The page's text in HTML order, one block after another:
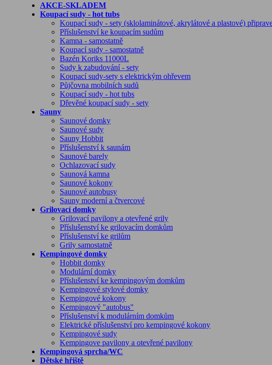
AKCE-SKLADEM
Koupací sudy - hot tubs
Koupací sudy - sety (sklolaminátové, akrylátové a plastové)
Příslušenství ke koupacím sudům
Kamna - samostatně
Koupací sudy - samostatně
Bazén Koriks 11000L
Sudy k zabudování - sety
Koupací sudy-sety s elektrickým ohřevem
Půjčovna mobilních sudů
Koupací sudy - hot tubs
Dřevěné koupací sudy - sety
Sauny
Saunové domky
Saunové sudy
Sauny Hobbit
Příslušenství k saunám
Saunové barely
Ochlazovací sudy
Saunová kamna
Saunové kokony
Saunové autobusy
Sauny moderní a čtvercové
Grilovací domky
Grilovací pavilony a otevřené grily
Příslušenství ke grilovacím domkům
Příslušenství ke grilům
Grily samostatně
Kempingové domky
Hobbit domky
Modulární domky
Příslušenství ke kempingovým domkům
Kempingové stylové domky
Kempingové kokony
Kempingový "autobus"
Příslušenství k modulárním domkům
Elektrické příslušenství pro kempingové kokony
Kempingové sudy
Kempingove pavilony a otevřené pavilony
Kempingová sprcha/WC
Dětské hřiště